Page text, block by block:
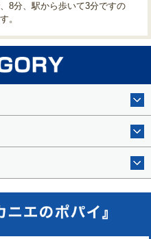
8分、駅から歩いて3分ですの
。